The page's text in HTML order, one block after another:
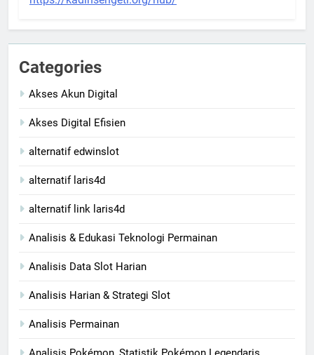
Categories
Akses Akun Digital
Akses Digital Efisien
alternatif edwinslot
alternatif laris4d
alternatif link laris4d
Analisis & Edukasi Teknologi Permainan
Analisis Data Slot Harian
Analisis Harian & Strategi Slot
Analisis Permainan